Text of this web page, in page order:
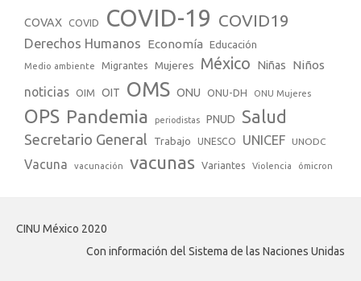
COVAX COVID COVID-19 COVID19
Derechos Humanos Economía Educación
Medio ambiente Migrantes Mujeres México Niñas Niños
noticias OIM OIT OMS ONU ONU-DH ONU Mujeres
OPS Pandemia periodistas PNUD Salud
Secretario General Trabajo UNESCO UNICEF UNODC
Vacuna vacunación vacunas Variantes Violencia ómicron
CINU México 2020
Con información del Sistema de las Naciones Unidas